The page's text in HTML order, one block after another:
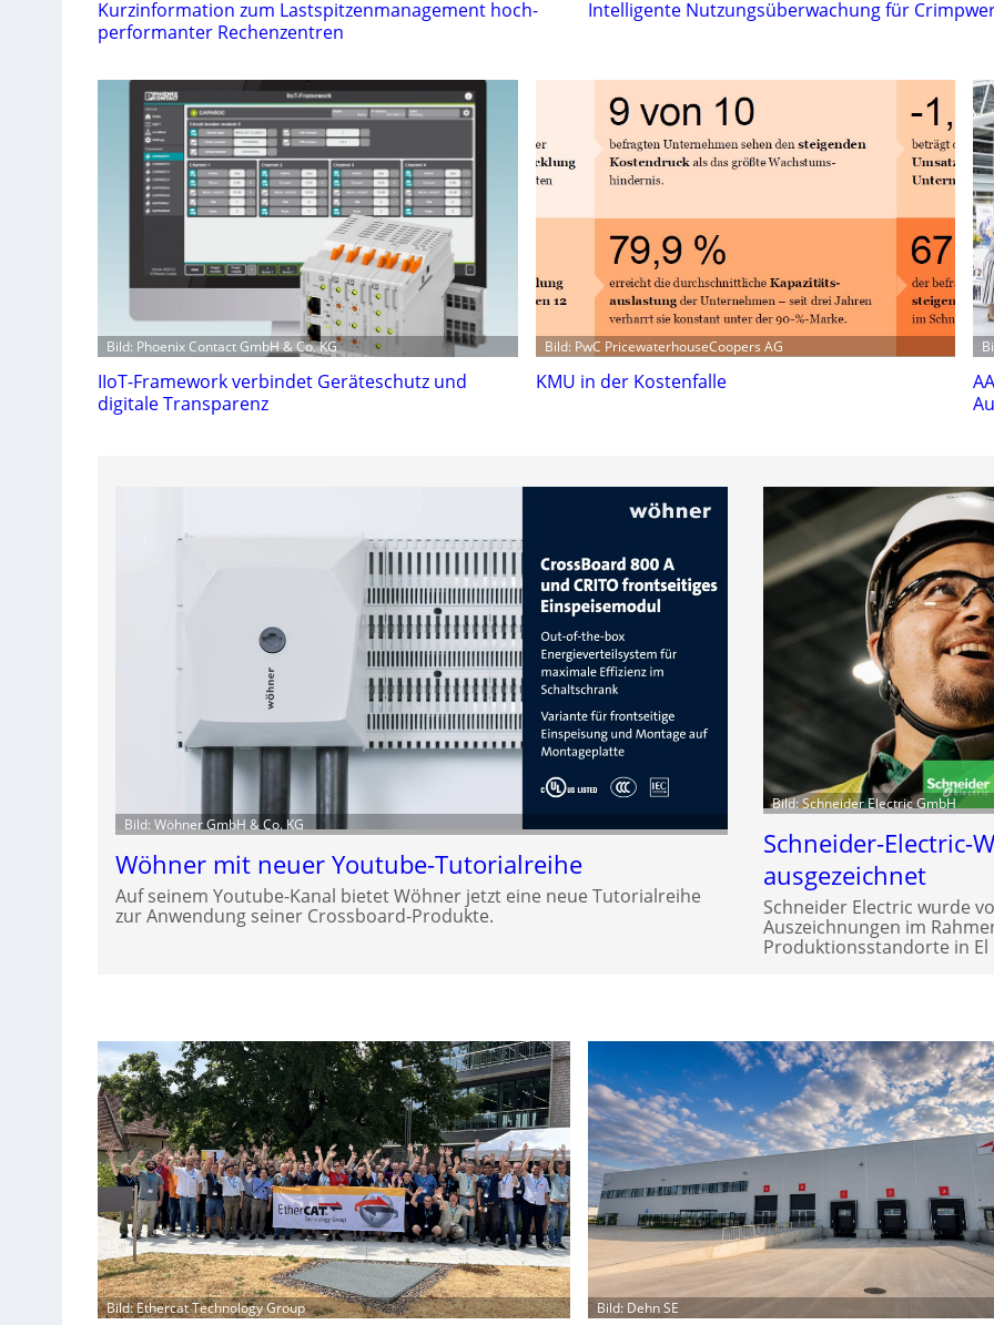
Kurzinformation zum Lastspitzenmanagement hoch-
performanter Rechenzentren
Intelligente Nutzungsüberwachung für
Bild: Phoenix Contact GmbH & Co. KG
IIoT-Framework verbindet Geräteschutz und
digitale Transparenz
Bild: PwC PricewaterhouseCoopers AG
KMU in der Kostenfalle
Bild: Wöhner GmbH & Co. KG
Wöhner mit neuer Youtube-Tutorialreihe
Auf seinem Youtube-Kanal bietet Wöhner jetzt eine neue Tutorialreihe
zur Anwendung seiner Crossboard-Produkte.
Bild: Schneider Electric GmbH
Schneider-Electric-
ausgezeichnet
Schneider Electric wurde
Auszeichnungen im
Produktionsstandorte in El
Bild: Ethercat Technology Group Bild: Dehn SE